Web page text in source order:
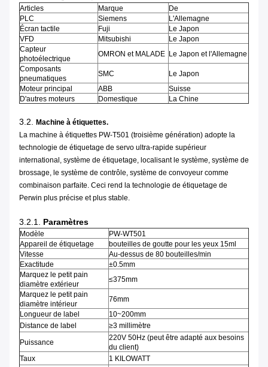
Articles
Marque
De
PLC
Siemens
L'Allemagne
Écran tactile
Fuji
Le Japon
VFD
Mitsubishi
Le Japon
Capteur
photoélectrique
OMRON et MALADE
Le Japon et l'Allemagne
Composants
pneumatiques
SMC
Le Japon
Moteur principal
ABB
Suisse
D'autres moteurs
Domestique La Chine
3.2. Machine à étiquettes.
La machine à étiquettes PW-T501 (troisième génération) adopte la
technologie de étiquetage de servo ultra-rapide supérieur
international, système de étiquetage, localisant le système, système de
brossage, le système de contrôle, système de convoyeur comme
combinaison parfaite. Ceci rend la technologie de étiquetage de
Perwin plus précise et plus stable.
3.2.1. Paramètres
Modèle
PW-WT501
Appareil de étiquetage
bouteilles de goutte pour les yeux 15ml
Vitesse
Au-dessus de 80 bouteilles/min
Exactitude
±0.5mm
Marquez le petit pain
diamètre extérieur
≤375mm
Marquez le petit pain
diamètre intérieur
76mm
Longueur de label
10~200mm
Distance de label
≥3 millimètre
Puissance
220V 50Hz (peut être adapté aux besoins
du client)
Taux
1 KILOWATT